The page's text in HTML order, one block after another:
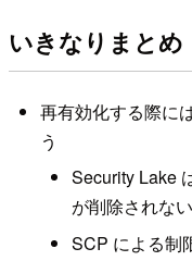
いきなりまとめ
再有効化する際に
う
Security Lake
が削除されな
SCP による制